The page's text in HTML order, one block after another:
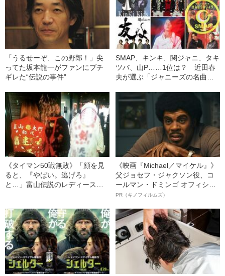
「うるせーぞ、この野郎！」尖
ってた坂本龍一がファンにブチ
ギレた“伝説の事件”
SMAP、キンキ、関ジャニ、タキ
ツバ、山P……1位は？ 近田春
夫が選ぶ「ジャニーズの名曲ベ
《タイマン50戦無敗》「顔を見
ると、『やばい。逃げろ』
と…」富山伝説のレディース初
《映画『Michael／マイケル』》
父ジョセフ・ジャクソン役、コ
ールマン・ドミンゴ オフィシャ
ルインタビュー“観客を魅了した
語る”《日本興収70億円突破》
PR（キノフィルムズ）